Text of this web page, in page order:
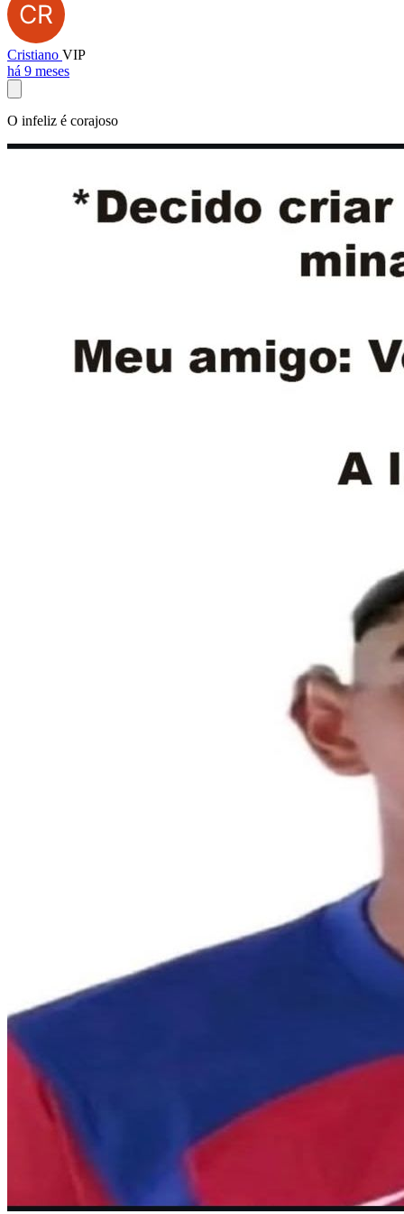
Cristiano VIP
há 9 meses
O infeliz é corajoso